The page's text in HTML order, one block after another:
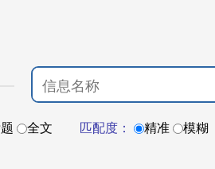
全文 匹配度： 精准 模糊